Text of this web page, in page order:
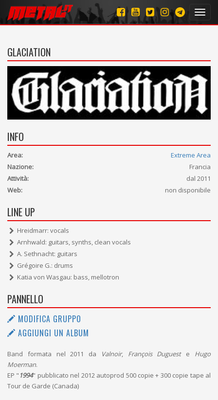
GLACIATION
INFO
Area:
Extreme Area
Nazione:
Francia
Attività:
dal 2011
Web:
non disponibile
LINE UP
Hreidmarr: vocals
Arnhwald: guitars, synths, clean vocals
A. Sethnacht: guitars
Grégoire G.: drums
Katia von Wasgau: bass, mellotron
PANNELLO
MODIFICA GRUPPO
AGGIUNGI UN ALBUM
Band formata nel 2011 da Valnoir, François Duguest e Hugo
Moerman.
EP " 1994" pubblicato nel 2012 autoprod 500 copie + 300 copie tape al
Tour de Garde (Canada)